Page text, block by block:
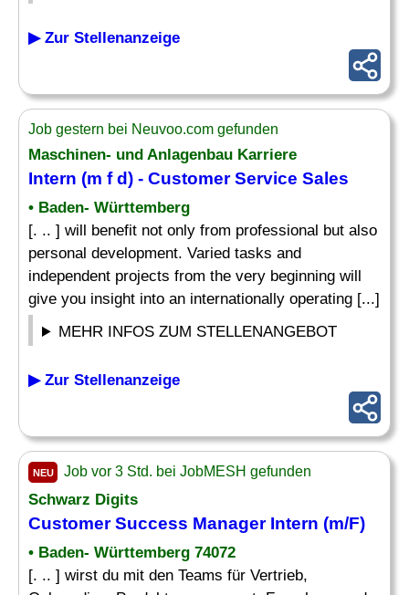
▶ Zur Stellenanzeige
Job gestern bei Neuvoo.com gefunden
Maschinen- und Anlagenbau Karriere
Intern (m f d) - Customer Service Sales
• Baden- Württemberg
[. .. ] will benefit not only from professional but also
personal development. Varied tasks and
independent projects from the very beginning will
give you insight into an internationally operating [...]
MEHR INFOS ZUM STELLENANGEBOT
▶ Zur Stellenanzeige
NEU Job vor 3 Std. bei JobMESH gefunden
Schwarz Digits
Customer Success Manager Intern (m/F)
• Baden- Württemberg 74072
[. .. ] wirst du mit den Teams für Vertrieb,